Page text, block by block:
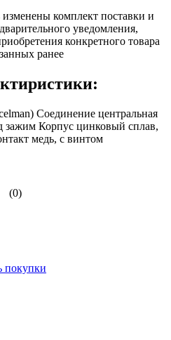
комплект поставки и
уведомления,
конкретного товара
ранее
Соединение центральная
зажим Корпус цинковый сплав,
медь, с винтом
(0)
покупки